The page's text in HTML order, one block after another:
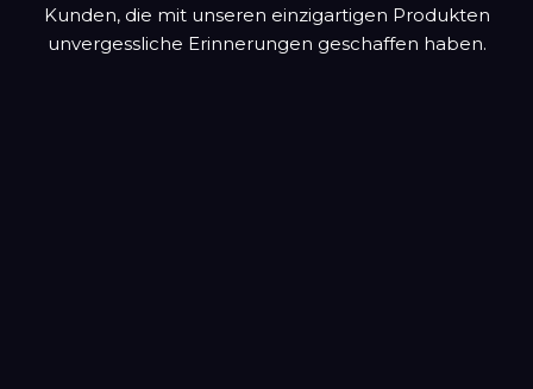
Kunden, die mit unseren einzigartigen Produkten
unvergessliche Erinnerungen geschaffen haben.